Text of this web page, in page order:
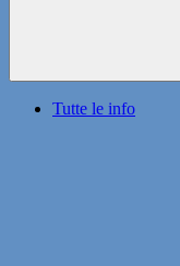
Tutte le info